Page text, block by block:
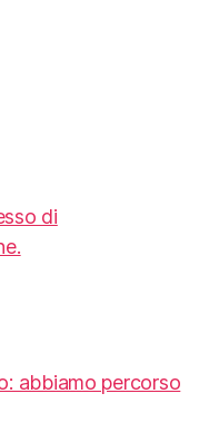
di
abbiamo percorso